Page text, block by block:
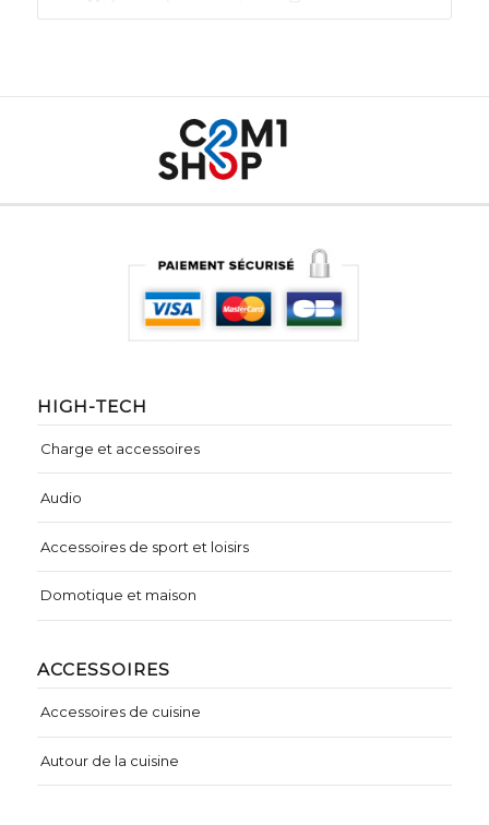
HIGH-TECH
Charge et accessoires
Audio
Accessoires de sport et loisirs
Domotique et maison
ACCESSOIRES
Accessoires de cuisine
Autour de la cuisine